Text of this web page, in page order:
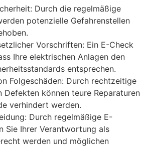
Durch die regelmäßige
potenzielle Gefahrenstellen
Vorschriften: Ein E-Check
Ihre elektrischen Anlagen den
entsprechen.
Folgeschäden: Durch rechtzeitige
Defekten können teure Reparaturen
verhindert werden.
Durch regelmäßige E-
Sie Ihrer Verantwortung als
werden und möglichen